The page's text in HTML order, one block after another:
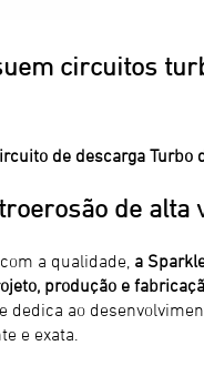
circuitos
de descarga Turbo
de alta
a qualidade, a
produção e
dedica ao
e exata.